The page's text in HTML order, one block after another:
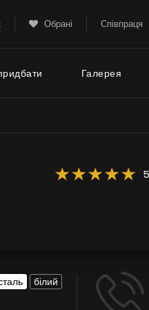
Обрані Співпраця
FAQ
Інструкції
Галерея
білий